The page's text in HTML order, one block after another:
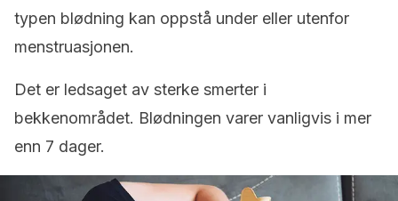
typen blødning kan oppstå under eller utenfor
menstruasjonen.
Det er ledsaget av sterke smerter i
bekkenområdet. Blødningen varer vanligvis i mer
enn 7 dager.